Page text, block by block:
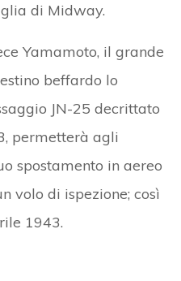
di Midway.
Yamamoto, il grande
beffardo lo
JN-25 decrittato
permetterà agli
spostamento in aereo
volo di ispezione; così
1943.